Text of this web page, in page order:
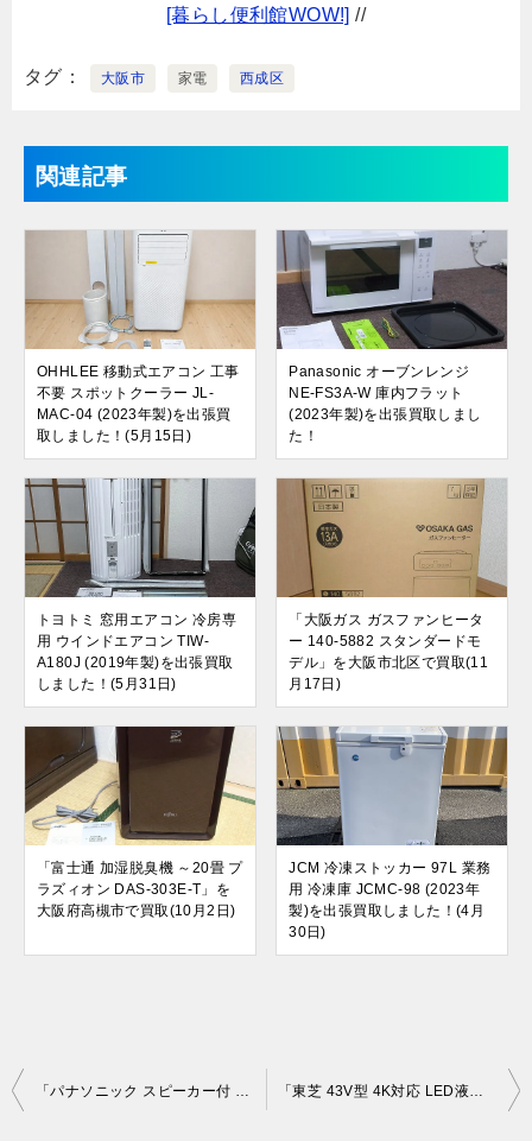
[暮らし便利館WOW!] //
タグ 大阪市 家電 西成区
関連記事
OHHLEE 移動式エアコン 工事
不要 スポットクーラー JL-
MAC-04 (2023年製)を出張買
取しました！(5月15日)
Panasonic オーブンレンジ
NE-FS3A-W 庫内フラット
(2023年製)を出張買取しまし
た！
トヨトミ 窓用エアコン 冷房専
用 ウインドエアコン TIW-
A180J (2019年製)を出張買取
しました！(5月31日)
「大阪ガス ガスファンヒータ
ー 140-5882 スタンダードモ
デル」を大阪市北区で買取(11
月17日)
「富士通 加湿脱臭機 ～20畳 プ
ラズィオン DAS-303E-T」を
大阪府高槻市で買取(10月2日)
JCM 冷凍ストッカー 97L 業務
用 冷凍庫 JCMC-98 (2023年
製)を出張買取しました！(4月
30日)
投
「パナソニック スピーカー付 LEDシーリングライト リンクスタイル」を大阪府守口市で買取(9月12日) 「東芝 43V型 4K対応 LED液晶テレビ レグザ 43TL1」を大阪府摂津市で買取(9月18日)